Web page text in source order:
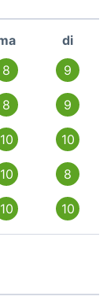
di
8 9
8 9
10 10
10 8
10 10